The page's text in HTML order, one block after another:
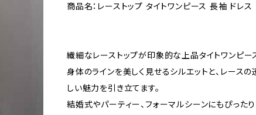
商品名：レーストップ タイトワンピース 長袖 ドレス
繊細なレーストップが印象的な上品タイトワンピー
身体のラインを美しく見せるシルエットと、レース
しい魅力を引き立てます。
結婚式やパーティー、フォーマルシーンにもぴったり